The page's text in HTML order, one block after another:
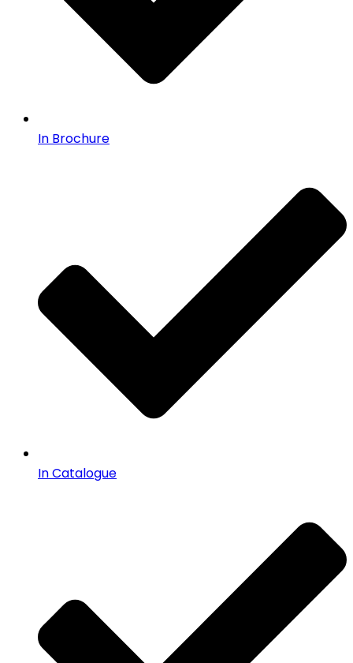
In Brochure
In Catalogue